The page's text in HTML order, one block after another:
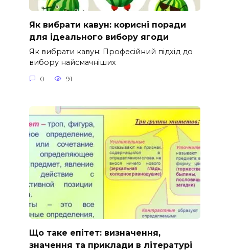
Як вибрати кавун: корисні поради
для ідеального вибору ягоди
Як вибрати кавун: Професійний підхід до
вибору найсмачніших
0 91
Що таке епітет: визначення,
значення та приклади в літературі